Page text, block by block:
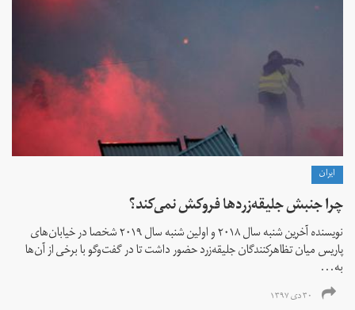
ايران
چرا جنبش جلیقه‌زردها فروکش نمی‌کند؟
نویسنده آخرین شنبه سال ۲۰۱۸ و اولین شنبه سال ۲۰۱۹ شخصا در خیابان‌های
پاریس میان تظاهرکنندگان جلیقه‌زرد حضور داشت تا در گفت‌وگو با برخی از ‌آن‌ها
به...
۳۰ دی ۱۳۹۷